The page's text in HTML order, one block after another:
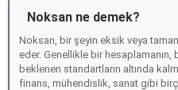
Noksan ne demek?
Noksan, bir şeyin eksik veya
eder. Genellikle bir hesaplamanın,
beklenen standartların altında
finans, mühendislik, sanat gibi